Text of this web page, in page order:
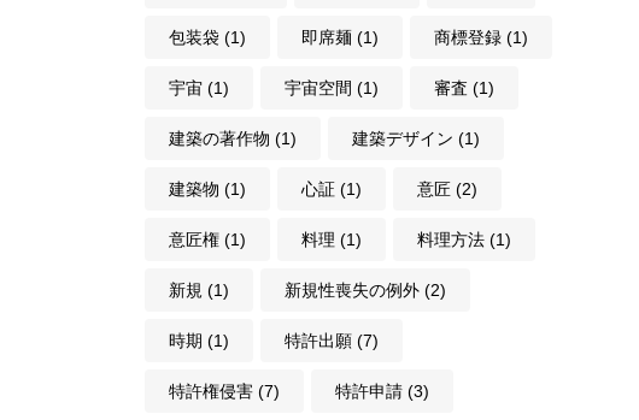
包装袋 (1) 即席麺 (1) 商標登録 (1)
宇宙 (1) 宇宙空間 (1) 審査 (1)
建築の著作物 (1) 建築デザイン (1)
建築物 (1) 心証 (1) 意匠 (2)
意匠権 (1) 料理 (1) 料理方法 (1)
新規 (1) 新規性喪失の例外 (2)
時期 (1) 特許出願 (7)
特許権侵害 (7) 特許申請 (3)